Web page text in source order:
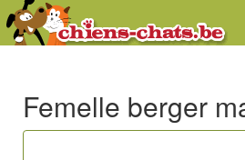
Femelle berger